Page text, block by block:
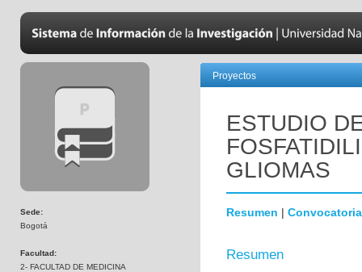
Sede:
Bogotá
Facultad:
2- FACULTAD DE MEDICINA
Proyectos
ESTUDIO
GLIOMAS
Resumen | Convocatoria
Resumen